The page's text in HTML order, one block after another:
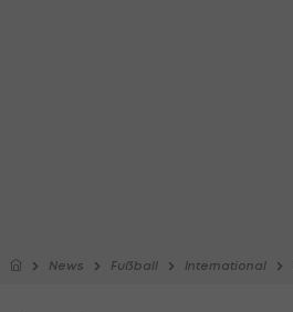
News Fußball International